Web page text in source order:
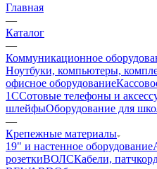
Главная
—
Каталог
—
Коммуникационное
Ноутбуки, компьютеры,
офисное оборудование
1ССотовые телефоны и
шлейфыОборудование для
—
Крепежные материалы
19" и настенное оборудование
розеткиВОЛСКабели,